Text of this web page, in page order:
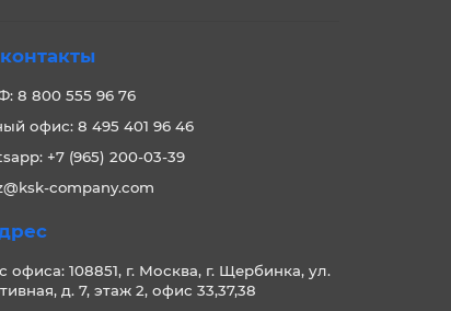
8 800 555 96 76
офис: 8 495 401 96 46
+7 (965) 200-03-39
company.com
офиса: 108851, г. Москва, г. Щербинка, ул.
д. 7, этаж 2, офис 33,37,38